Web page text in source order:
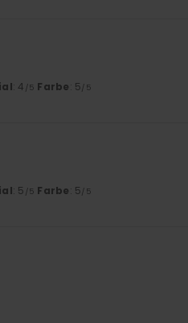
: 4 /5 Farbe: 5/5
: 5 /5 Farbe: 5/5